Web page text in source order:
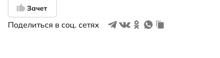
Зачет
Поделиться в соц. сетях